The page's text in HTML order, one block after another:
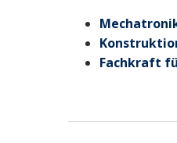
Fachkraft